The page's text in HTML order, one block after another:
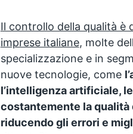
Il controllo della qualità è
imprese italiane, molte
specializzazione e in
nuove tecnologie, come
l’intelligenza artificiale,
costantemente la qualità
riducendo gli errori e